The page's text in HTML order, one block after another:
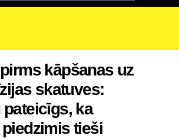
kāpšanas uz
skatuves:
pateicīgs, ka
tieši